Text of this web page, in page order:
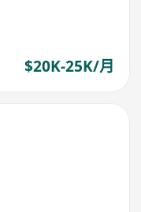
$20K-25K/月